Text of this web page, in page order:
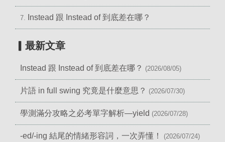
7. Instead 跟 Instead of 到底差在哪？
▎最新文章
Instead 跟 Instead of 到底差在哪？ (2026/08/05)
片語 in full swing 究竟是什麼意思？ (2026/07/30)
學測滿分攻略之必考單字解析—yield (2026/07/28)
-ed/-ing 結尾的情緒形容詞，一次弄懂！ (2026/07/24)